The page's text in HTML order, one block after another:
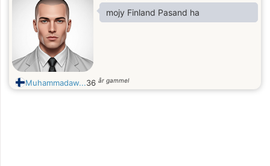
mojy Finland Pasand ha
Muhammadaw...36 år gammel